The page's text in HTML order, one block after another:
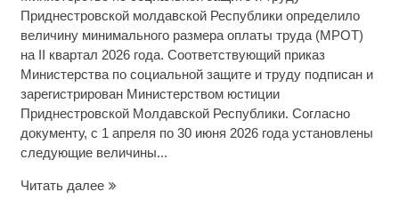
Приднестровской молдавской Республики определило
величину минимального размера оплаты труда (МРОТ)
на II квартал 2026 года. Соответствующий приказ
Министерства по социальной защите и труду подписан и
зарегистрирован Министерством юстиции
Приднестровской Молдавской Республики. Согласно
документу, с 1 апреля по 30 июня 2026 года установлены
следующие величины...
Читать далееМРОТ